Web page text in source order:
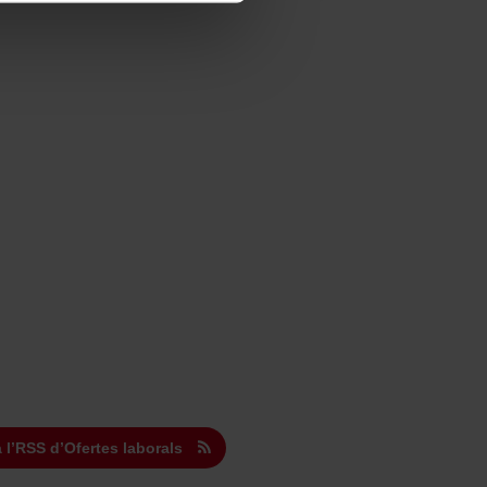
d’Ofertes laborals